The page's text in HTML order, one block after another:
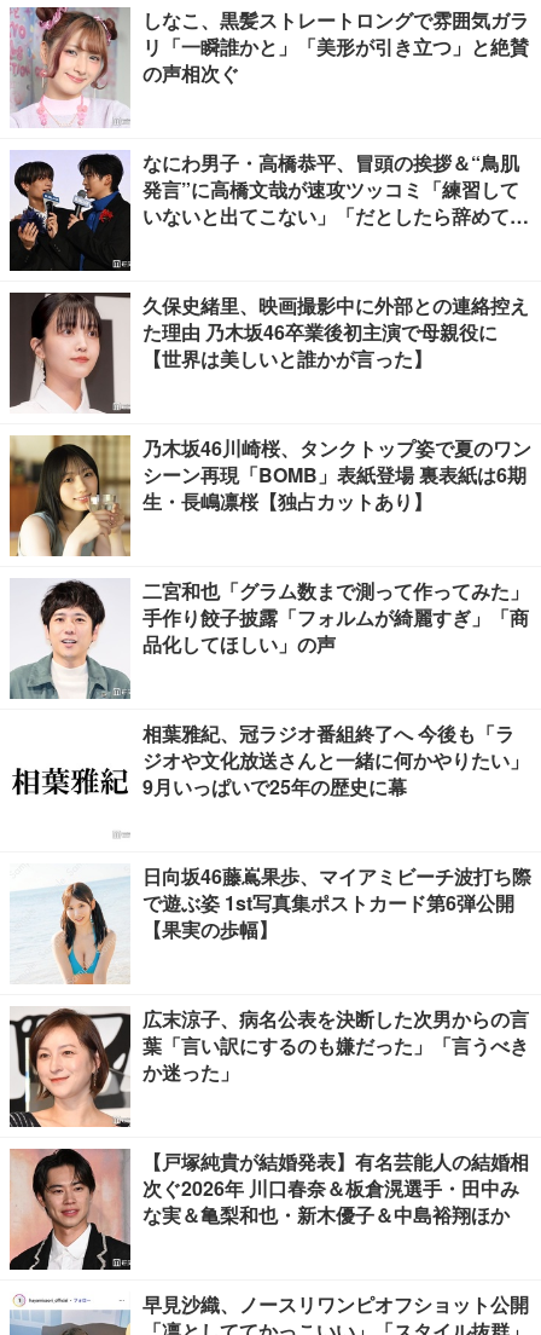
しなこ、黒髪ストレートロングで雰囲気ガラ
リ「一瞬誰かと」「美形が引き立つ」と絶賛
の声相次ぐ
なにわ男子・高橋恭平、冒頭の挨拶＆“鳥肌
発言”に高橋文哉が速攻ツッコミ「練習して
いないと出てこない」「だとしたら辞めてく
久保史緒里、映画撮影中に外部との連絡控え
た理由 乃木坂46卒業後初主演で母親役に
【世界は美しいと誰かが言った】
乃木坂46川崎桜、タンクトップ姿で夏のワン
シーン再現「BOMB」表紙登場 裏表紙は6期
生・長嶋凛桜【独占カットあり】
二宮和也「グラム数まで測って作ってみた」
手作り餃子披露「フォルムが綺麗すぎ」「商
品化してほしい」の声
相葉雅紀、冠ラジオ番組終了へ 今後も「ラ
ジオや文化放送さんと一緒に何かやりたい」
9月いっぱいで25年の歴史に幕
日向坂46藤嶌果歩、マイアミビーチ波打ち際
で遊ぶ姿 1st写真集ポストカード第6弾公開
【果実の歩幅】
広末涼子、病名公表を決断した次男からの言
葉「言い訳にするのも嫌だった」「言うべき
か迷った」
【戸塚純貴が結婚発表】有名芸能人の結婚相
次ぐ2026年 川口春奈＆板倉滉選手・田中み
な実＆亀梨和也・新木優子＆中島裕翔ほか
早見沙織、ノースリワンピオフショット公開